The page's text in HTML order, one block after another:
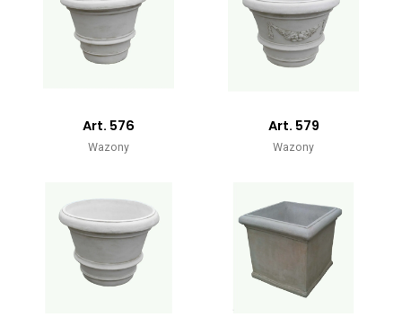
Art. 576
Wazony
Art. 579
Wazony